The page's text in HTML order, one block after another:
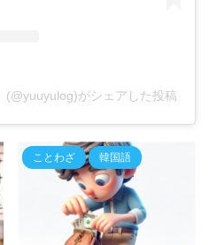
(@yuuyulog)がシェアした投稿
ことわざ 韓国語